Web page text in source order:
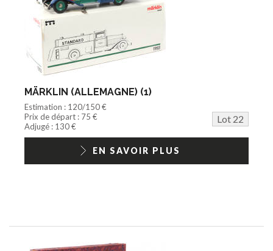
MÄRKLIN (ALLEMAGNE) (1)
Estimation : 120/150 €
Prix de départ : 75 €
Lot 22
Adjugé : 130 €
EN SAVOIR PLUS